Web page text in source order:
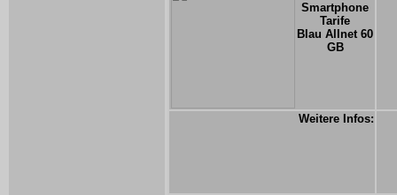
Smartphone
Tarife
Blau Allnet 60
GB
Weitere Infos: